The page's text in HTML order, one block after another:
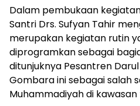
Dalam pembukaan
Santri Drs. Sufyan Tahir
merupakan kegiatan rutin
diprogramkan sebagai
ditunjuknya Pesantren
Gombara ini sebagai salah
Muhammadiyah di